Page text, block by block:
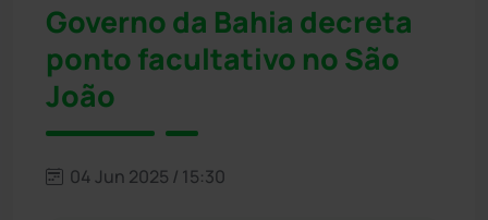
Governo da Bahia decreta
ponto facultativo no São
João
04 Jun 2025 / 15:30